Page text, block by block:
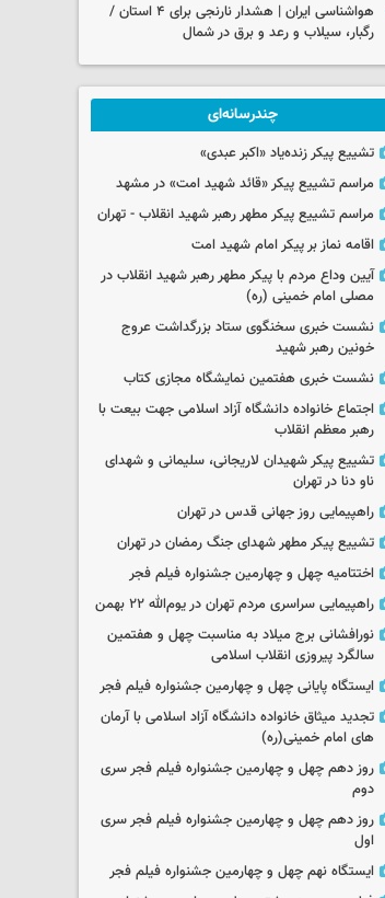
هواشناسی ایران | هشدار نارنجی برای ۴ استان /
رگبار، سیلاب و رعد و برق در شمال
چندرسانه‌ای
تشییع پیکر زنده‌یاد «اکبر عبدی»
مراسم تشییع پیکر «قائد شهید امت» در مشهد
مراسم تشییع پیکر مطهر رهبر شهید انقلاب - تهران
اقامه نماز بر پیکر امام شهید امت
آیین وداع مردم با پیکر مطهر رهبر شهید انقلاب در
مصلی امام خمینی (ره)
نشست خبری سخنگوی ستاد بزرگداشت عروج
خونین رهبر شهید
نشست خبری هفتمین نمایشگاه مجازی کتاب
اجتماع خانواده دانشگاه آزاد اسلامی جهت بیعت با
رهبر معظم انقلاب
تشییع پیکر شهیدان لاریجانی، سلیمانی و شهدای
ناو دنا در تهران
راهپیمایی روز جهانی قدس در تهران
تشییع پیکر مطهر شهدای جنگ رمضان در تهران
اختتامیه چهل و چهارمین جشنواره فیلم فجر
راهپیمایی سراسری مردم تهران در یوم‌الله ۲۲ بهمن
نورافشانی برج میلاد به مناسبت چهل‌ و هفتمین
سالگرد پیروزی انقلاب اسلامی
ایستگاه پایانی چهل و چهارمین جشنواره فیلم فجر
تجدید میثاق خانواده دانشگاه آزاد اسلامی با آرمان
های امام خمینی(ره)
روز دهم چهل و چهارمین جشنواره فیلم فجر سری
دوم
روز دهم چهل و چهارمین جشنواره فیلم فجر سری
اول
ایستگاه نهم چهل و چهارمین جشنواره فیلم فجر